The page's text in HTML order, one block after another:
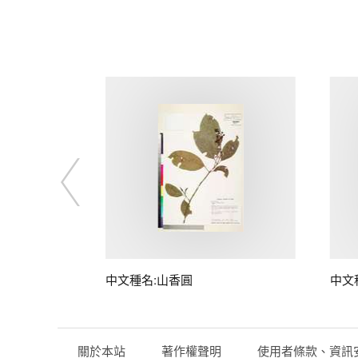
中文種名:山香圓 中文
關於本站 著作權聲明 使用者條款、資